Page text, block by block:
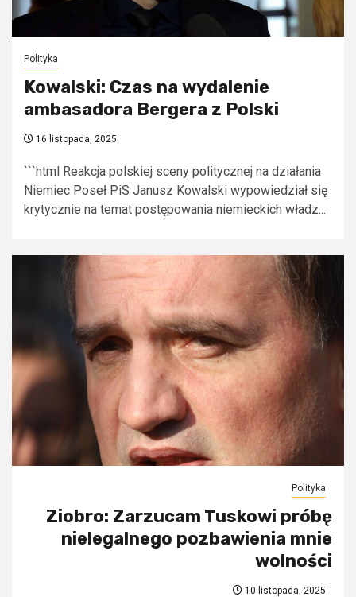
Polityka
Kowalski: Czas na wydalenie
ambasadora Bergera z Polski
16 listopada, 2025
```html Reakcja polskiej sceny politycznej na działania
Niemiec Poseł PiS Janusz Kowalski wypowiedział się
krytycznie na temat postępowania niemieckich władz...
Polityka
Ziobro: Zarzucam Tuskowi próbę
nielegalnego pozbawienia mnie
wolności
10 listopada, 2025